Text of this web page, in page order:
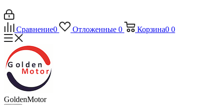
Сравнение0 Отложенные 0 Корзина0 0
GoldenMotor